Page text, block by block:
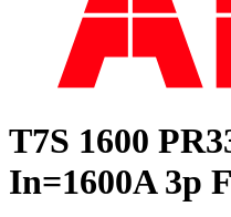
T7S 1600
In=1600A 3p